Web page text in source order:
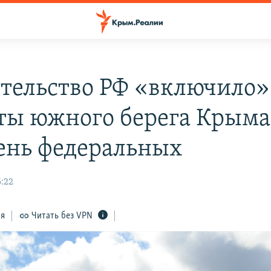
РФ «включило»
южного берега
федеральных
Читать без VPN